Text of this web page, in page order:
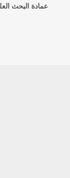
عمادة البحث